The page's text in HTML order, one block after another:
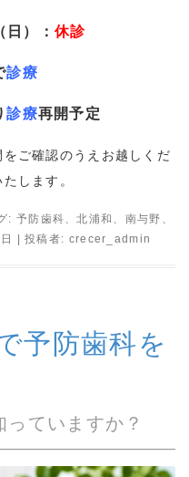
）： 休診
診療
診療再開予定
ご確認のうえお越しくだ
します。
: 予防歯科、北浦和 、 南与野 、
|投稿者: crecer_admin
予防歯科を
ていますか？